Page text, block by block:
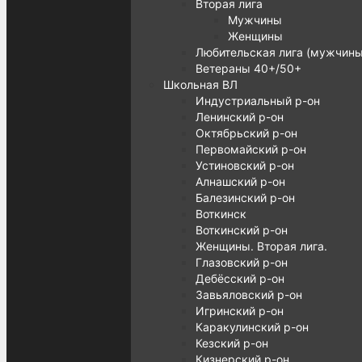
Вторая лига
Мужчины
Женщины
Любительская лига
Ветераны 40+/50+
Школьная ВЛ
Индустриальный р-он
Ленинский р-он
Октябрьский р-он
Первомайский р-он
Устиновский р-он
Алнашский р-он
Балезинский р-он
Воткинск
Воткинский р-он
Женщины. Вторая лига.
Глазовский р-он
Дебёсский р-он
Завьяловский р-он
Игринский р-он
Каракулинский р-он
Кезский р-он
Кизнерский р-он